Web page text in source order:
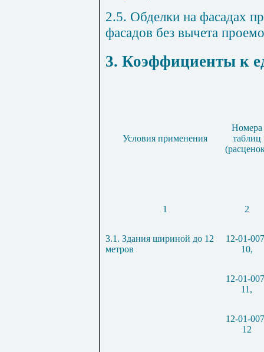
2.5. Обделки на фасадах
фасадов без вычета
3. Коэффициенты к
Условия применения
Номера
таблиц
1 2
3.1. Здания шириной до 12
метров
12-01-
10,
12-01-
11,
12-01-
12